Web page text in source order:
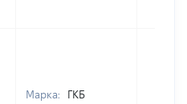
Марка:
ГКБ